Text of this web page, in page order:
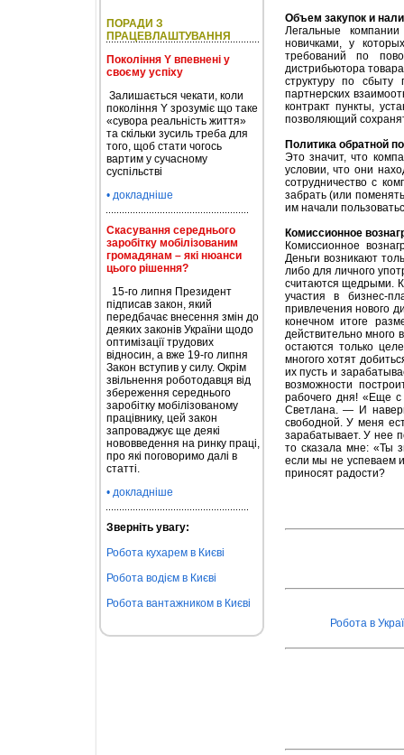
ПОРАДИ З
ПРАЦЕВЛАШТУВАННЯ
Покоління Y впевнені у
своєму успіху
Залишається чекати, коли
покоління Y зрозуміє що таке
«сувора реальність життя»
та скільки зусиль треба для
того, щоб стати чогось
вартим у сучасному
суспільстві
• докладніше
Скасування середнього
заробітку мобілізованим
громадянам – які нюанси
цього рішення?
15-го липня Президент
підписав закон, який
передбачає внесення змін до
деяких законів України щодо
оптимізації трудових
відносин, а вже 19-го липня
Закон вступив у силу. Окрім
звільнення роботодавця від
збереження середнього
заробітку мобілізованому
працівнику, цей закон
запроваджує ще деякі
нововведення на ринку праці,
про які поговоримо далі в
статті.
• докладніше
Зверніть увагу:
Робота кухарем в Києві
Робота водієм в Києві
Робота вантажником в Києві
Объем закупок и
Легальные
новичками, у
требований по
дистрибьютора
структуру по сбыту
партнерских
контракт пункты,
позволяющий
Политика обратной
Это значит, что
условии, что они
сотрудничество с
забрать (или
им начали
Комиссионное
Комиссионное
Деньги возникают
либо для личного
считаются щедрыми.
участия в бизнес-
привлечения нового
конечном итоге
действительно много
остаются только
многого хотят
их пусть и
возможности
рабочего дня! «Еще
Светлана. — И
свободной. У меня
зарабатывает. У нее
то сказала мне: «Ты
если мы не успеваем
приносят радости?
Робота в